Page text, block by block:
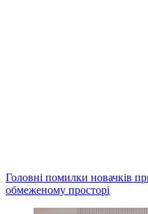
Головні помилки новачків
обмеженому просторі